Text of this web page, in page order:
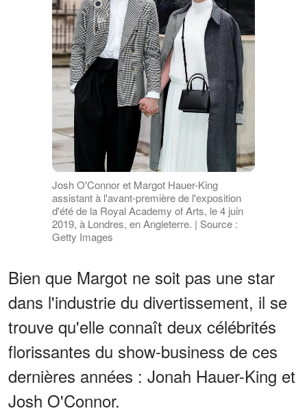
Josh O'Connor et Margot Hauer-King
assistant à l'avant-première de l'exposition
d'été de la Royal Academy of Arts, le 4 juin
2019, à Londres, en Angleterre. | Source :
Getty Images
Bien que Margot ne soit pas une star
dans l'industrie du divertissement, il se
trouve qu'elle connaît deux célébrités
florissantes du show-business de ces
dernières années : Jonah Hauer-King et
Josh O'Connor.